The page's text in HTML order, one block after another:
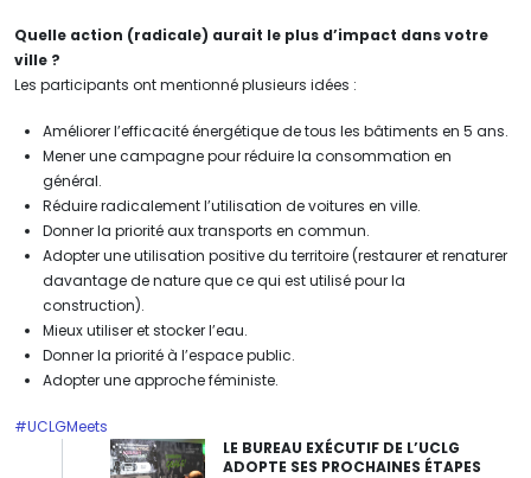
Quelle action (radicale) aurait le plus d’impact dans votre
ville ?
Les participants ont mentionné plusieurs idées :
Améliorer l’efficacité énergétique de tous les bâtiments en 5 ans.
Mener une campagne pour réduire la consommation en
général.
Réduire radicalement l’utilisation de voitures en ville.
Donner la priorité aux transports en commun.
Adopter une utilisation positive du territoire (restaurer et renaturer
davantage de nature que ce qui est utilisé pour la
construction).
Mieux utiliser et stocker l’eau.
Donner la priorité à l’espace public.
Adopter une approche féministe.
#UCLGMeets
LE BUREAU EXÉCUTIF DE L’UCLG
ADOPTE SES PROCHAINES ÉTAPES